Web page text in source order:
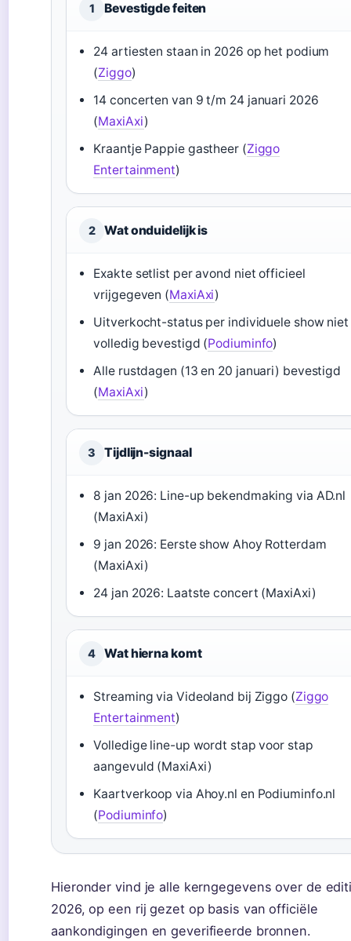
1 Bevestigde feiten
24 artiesten staan in 2026 op het podium
(Ziggo)
14 concerten van 9 t/m 24 januari 2026
(MaxiAxi)
Kraantje Pappie gastheer (Ziggo
Entertainment)
2 Wat onduidelijk is
Exakte setlist per avond niet officieel
vrijgegeven (MaxiAxi)
Uitverkocht-status per individuele show niet
volledig bevestigd (Podiuminfo)
Alle rustdagen (13 en 20 januari) bevestigd
(MaxiAxi)
3 Tijdlijn-signaal
8 jan 2026: Line-up bekendmaking via AD.nl
(MaxiAxi)
9 jan 2026: Eerste show Ahoy Rotterdam
(MaxiAxi)
24 jan 2026: Laatste concert (MaxiAxi)
4 Wat hierna komt
Streaming via Videoland bij Ziggo (Ziggo
Entertainment)
Volledige line-up wordt stap voor stap
aangevuld (MaxiAxi)
Kaartverkoop via Ahoy.nl en Podiuminfo.nl
(Podiuminfo)
Hieronder vind je alle kerngegevens over de
2026, op een rij gezet op basis van officiële
aankondigingen en geverifieerde bronnen.